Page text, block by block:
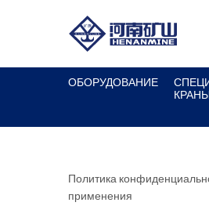
ОБОРУДОВАНИЕ
Политика
Политика
применения